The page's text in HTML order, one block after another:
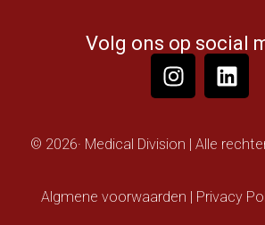
Volg ons op social
© 2026· Medical Division | Alle
Algmene voorwaarden | Privacy